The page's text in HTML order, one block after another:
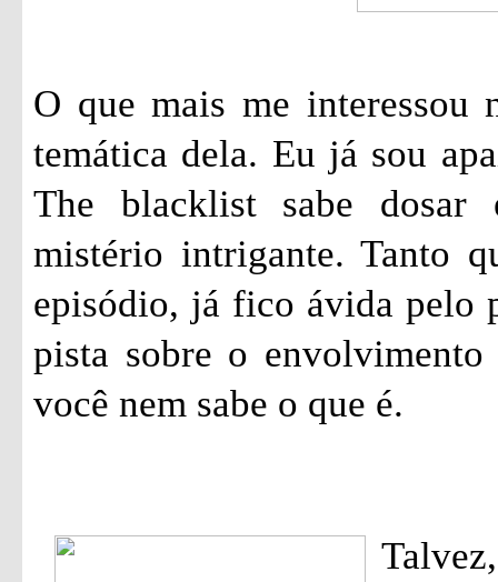
O que mais me interessou
temática dela. Eu já sou
The blacklist sabe dosar
mistério intrigante. Tanto
episódio, já fico ávida pelo
pista sobre o envolvimento
você nem sabe o que é.